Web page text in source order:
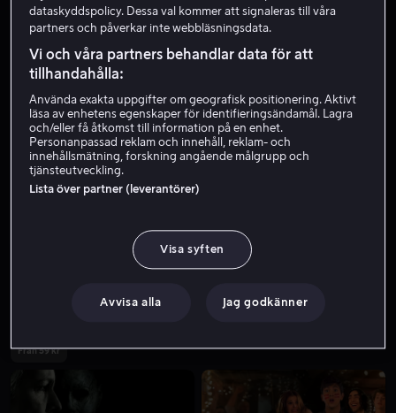
Skådespelare Exekutiv producent
Från 59 kr
dataskyddspolicy. Dessa val kommer att signaleras till våra
partners och påverkar inte webbläsningsdata.
Vi och våra partners behandlar data för att
tillhandahålla:
Använda exakta uppgifter om geografisk positionering. Aktivt
läsa av enhetens egenskaper för identifieringsändamål. Lagra
och/eller få åtkomst till information på en enhet.
Personanpassad reklam och innehåll, reklam- och
innehållsmätning, forskning angående målgrupp och
tjänsteutveckling.
Lista över partner (leverantörer)
Visa syften
Avvisa alla Jag godkänner